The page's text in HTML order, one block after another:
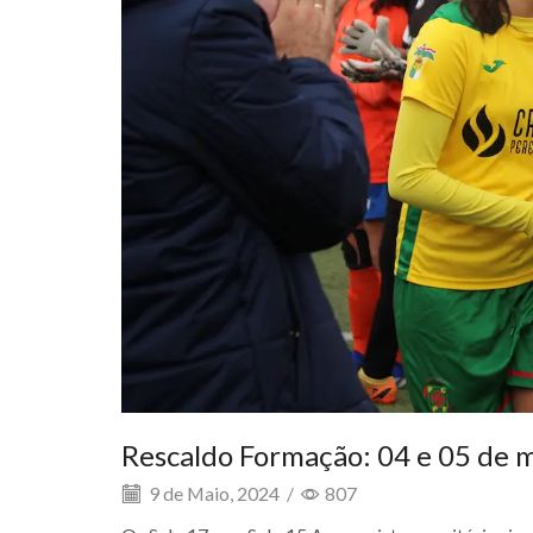
Rescaldo Formação: 04 e 05 de
9 de Maio, 2024 /
807